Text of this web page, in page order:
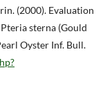
(2000). Evaluation
sterna (Gould
Oyster Inf. Bull.